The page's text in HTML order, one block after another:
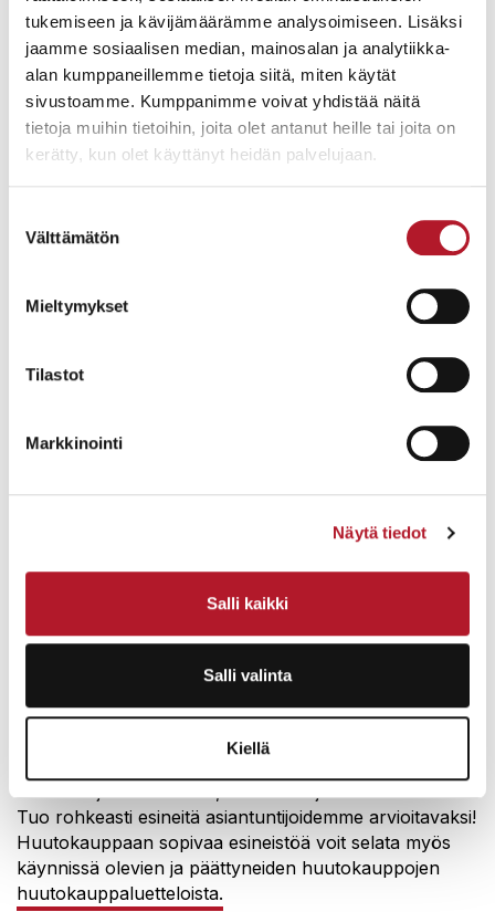
tukemiseen ja kävijämäärämme analysoimiseen. Lisäksi
jaamme sosiaalisen median, mainosalan ja analytiikka-
alan kumppaneillemme tietoja siitä, miten käytät
sivustoamme. Kumppanimme voivat yhdistää näitä
tietoja muihin tietoihin, joita olet antanut heille tai joita on
kerätty, kun olet käyttänyt heidän palvelujaan.
valinta
Välttämätön
Mieltymykset
Tilastot
Markkinointi
Näytä tiedot
Salli kaikki
Salli valinta
Kiellä
Tilityslaskelman saat sähköpostitse tilitysten
maksupäivänä. Voit myös seurata
huutokauppaluettelosta esineittesi sen hetkisiä
tarjouksia.
Mitä voin tuoda arvioitavaksi?
Haemme nyt myyntiin tuleviin huutokauppoihimme
esineistöä, kuten kultaa ja hopeaa, koruja, vanhoja
Tuo rohkeasti esineitä asiantuntijoidemme arvioitavaksi!
Huutokauppaan sopivaa esineistöä voit selata myös
käynnissä olevien ja päättyneiden huutokauppojen
huutokauppaluetteloista.